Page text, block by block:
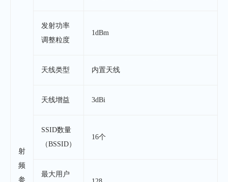
射
频
参
发射功率
调整粒度
1dBm
天线类型 内置天线
天线增益 3dBi
SSID数量
（BSSID）
16个
最大用户